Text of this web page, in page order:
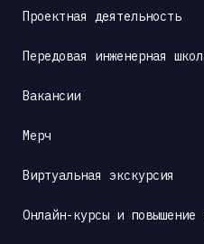
Проектная деятельность
Передовая инженерная
Вакансии
Мерч
Виртуальная экскурсия
Онлайн-курсы и повышение